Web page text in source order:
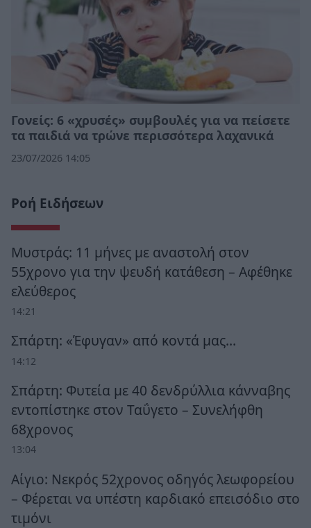
Γονείς: 6 «χρυσές» συμβουλές για να πείσετε
τα παιδιά να τρώνε περισσότερα λαχανικά
23/07/2026 14:05
Ροή Ειδήσεων
Μυστράς: 11 μήνες με αναστολή στον
55χρονο για την ψευδή κατάθεση – Αφέθηκε
ελεύθερος
14:21
Σπάρτη: «Έφυγαν» από κοντά μας…
14:12
Σπάρτη: Φυτεία με 40 δενδρύλλια κάνναβης
εντοπίστηκε στον Ταΰγετο – Συνελήφθη
68χρονος
13:04
Αίγιο: Νεκρός 52χρονος οδηγός λεωφορείου
– Φέρεται να υπέστη καρδιακό επεισόδιο στο
τιμόνι